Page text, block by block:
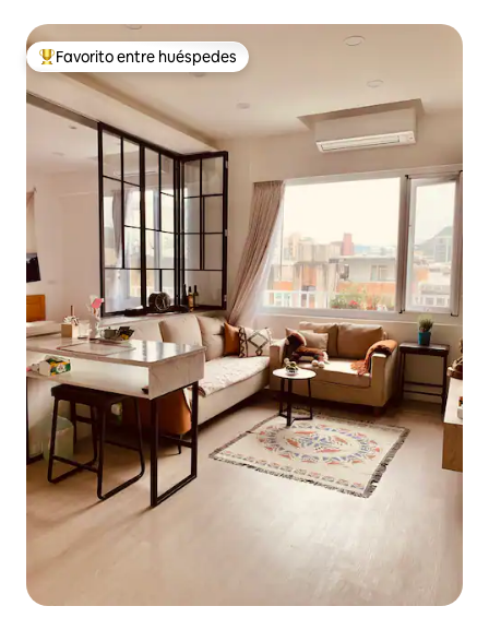
Favorito entre huéspedes preferido
Favorito entre huéspedes